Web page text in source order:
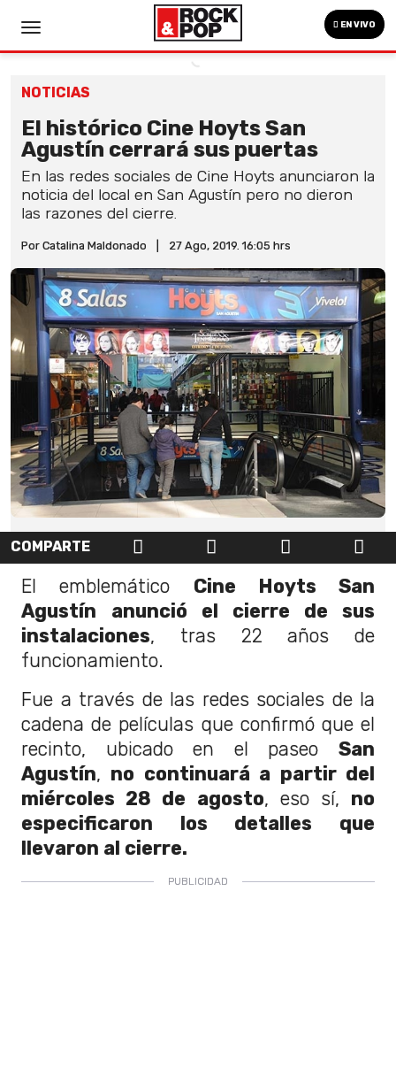
EN VIVO
NOTICIAS
El histórico Cine Hoyts San
Agustín cerrará sus puertas
En las redes sociales de Cine Hoyts anunciaron la
noticia del local en San Agustín pero no dieron
las razones del cierre.
Por Catalina Maldonado 27 Ago, 2019. 16:05 hrs
COMPARTE
El emblemático Cine Hoyts San
Agustín
anunció el cierre de sus
instalaciones, tras 22 años de
funcionamiento.
Fue a través de las redes sociales de la
cadena de películas que confirmó que el
recinto, ubicado en el paseo San
Agustín, no continuará a partir del
miércoles 28 de agosto, eso sí, no
especificaron los detalles que
llevaron al cierre.